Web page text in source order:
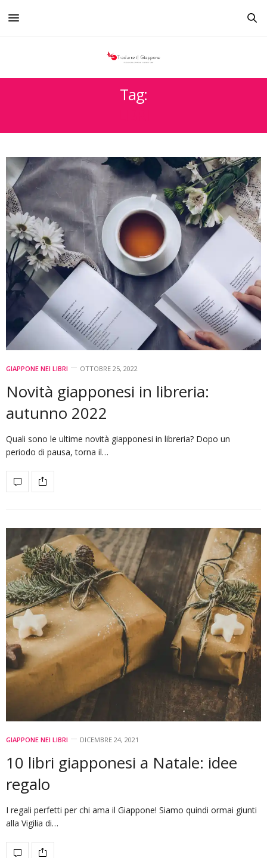
Tag:
GIAPPONE NEI LIBRI OTTOBRE 25, 2022
Novità giapponesi in libreria:
autunno 2022
Quali sono le ultime novità giapponesi in libreria? Dopo un
periodo di pausa, torna il…
GIAPPONE NEI LIBRI DICEMBRE 24, 2021
10 libri giapponesi a Natale: idee
regalo
I regali perfetti per chi ama il Giappone! Siamo quindi ormai giunti
alla Vigilia di…